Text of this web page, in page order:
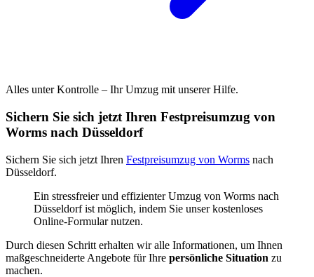
Alles unter Kontrolle – Ihr Umzug mit unserer Hilfe.
Sichern Sie sich jetzt Ihren Festpreisumzug von
Worms nach Düsseldorf
Sichern Sie sich jetzt Ihren Festpreisumzug von Worms nach
Düsseldorf.
Ein stressfreier und effizienter Umzug von Worms nach
Düsseldorf ist möglich, indem Sie unser kostenloses
Online-Formular nutzen.
Durch diesen Schritt erhalten wir alle Informationen, um Ihnen
maßgeschneiderte Angebote für Ihre persönliche Situation zu
machen.